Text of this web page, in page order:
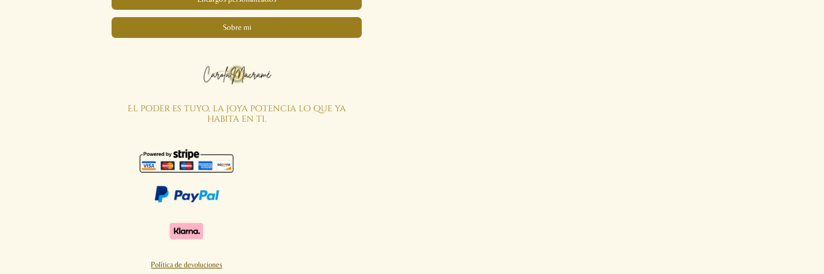
Sobre mi
El poder es tuyo, la joya potencia lo que ya
habita en ti.
Política de devoluciones